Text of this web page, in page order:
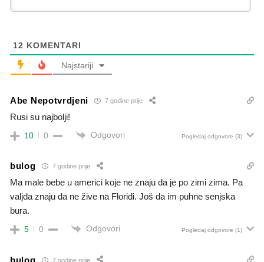
12 KOMENTARI
Najstariji
Abe Nepotvrdjeni 7 godine prije
Rusi su najbolji!
10 0 Odgovori Pogledaj odgovore (3)
bulog 7 godine prije
Ma male bebe u americi koje ne znaju da je po zimi zima. Pa
valjda znaju da ne žive na Floridi. Još da im puhne senjska
bura.
5 0 Odgovori Pogledaj odgovore (1)
bulog 7 godine prije